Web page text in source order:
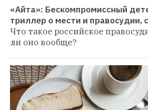
«Айта»: Бескомпромиссный
триллер о мести и правосудии,
Что такое российское
ли оно вообще?